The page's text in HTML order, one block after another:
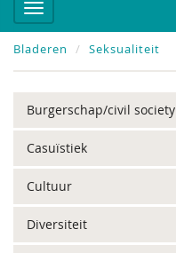
Bladeren Seksualiteit
Burgerschap/civil society
Casuïstiek
Cultuur
Diversiteit